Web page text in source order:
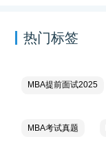
热门标签
MBA提前面试2025
MBA考试真题